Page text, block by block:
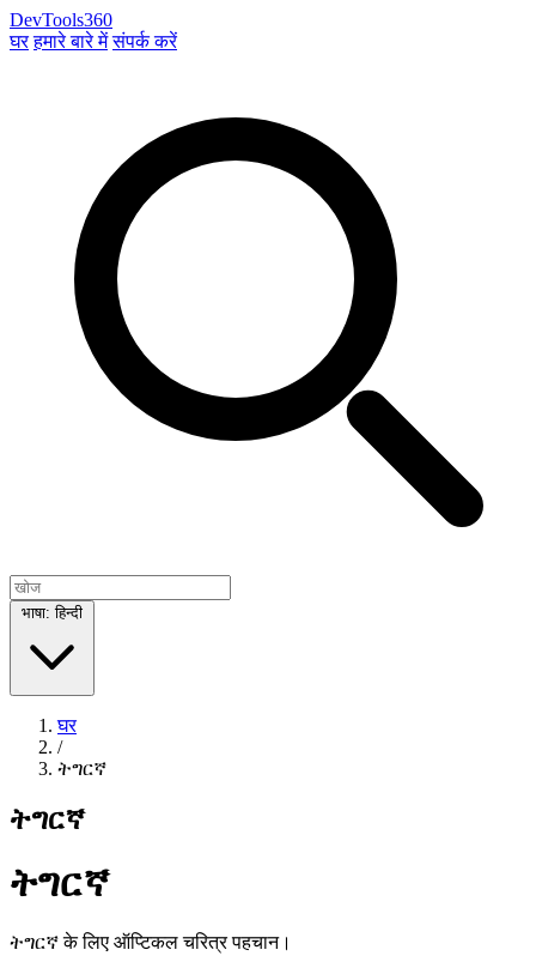
DevTools360
घर हमारे बारे में संपर्क करें
भाषा: हिन्दी
घर
/
ትግርኛ
ትግርኛ
ትግርኛ
ትግርኛ के लिए ऑप्टिकल चरित्र पहचान।